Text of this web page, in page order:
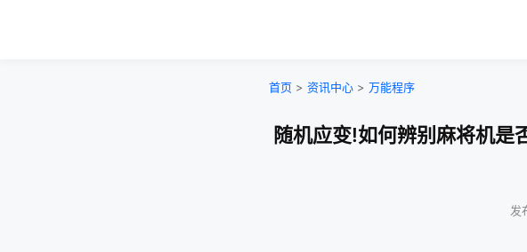
首页 > 资讯中心 > 万能程序
随机应变!如何辨别麻将机是
发